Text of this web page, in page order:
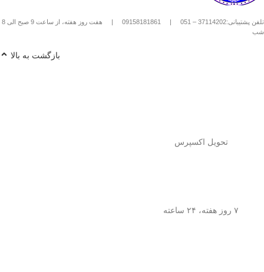
تلفن پشتیبانی:37114202 – 051 |
09158181861
|
هفت روز هفته، از ساعت 9 صبح الی 8
شب
بازگشت به بالا
تحویل اکسپرس
۷ روز هفته، ۲۴ ساعته